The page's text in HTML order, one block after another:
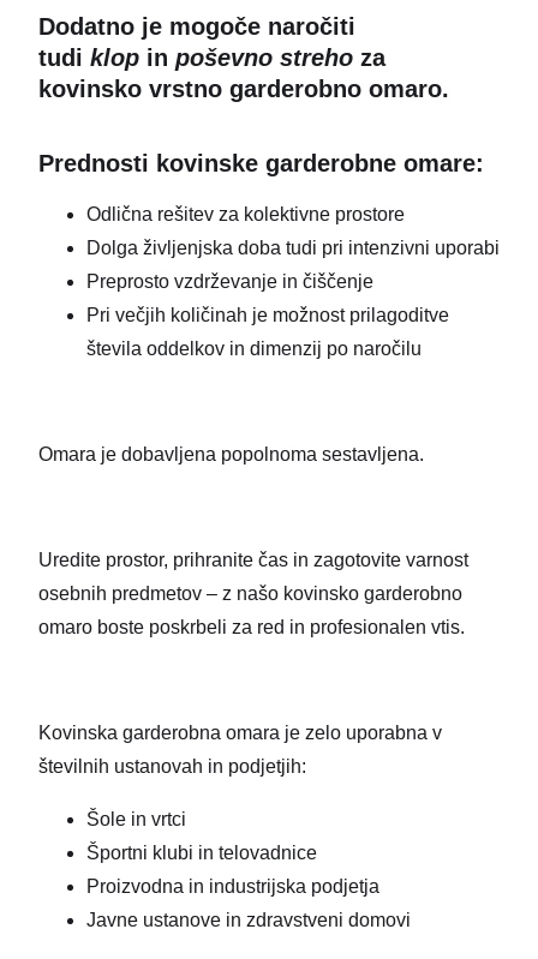
Dodatno je mogoče naročiti
tudi klop in poševno streho za
kovinsko vrstno garderobno omaro.
Prednosti kovinske garderobne omare:
Odlična rešitev za kolektivne prostore
Dolga življenjska doba tudi pri intenzivni uporabi
Preprosto vzdrževanje in čiščenje
Pri večjih količinah je možnost prilagoditve
števila oddelkov in dimenzij po naročilu
Omara je dobavljena popolnoma sestavljena.
Uredite prostor, prihranite čas in zagotovite varnost
osebnih predmetov – z našo kovinsko garderobno
omaro boste poskrbeli za red in profesionalen vtis.
Kovinska garderobna omara je zelo uporabna v
številnih ustanovah in podjetjih:
Šole in vrtci
Športni klubi in telovadnice
Proizvodna in industrijska podjetja
Javne ustanove in zdravstveni domovi